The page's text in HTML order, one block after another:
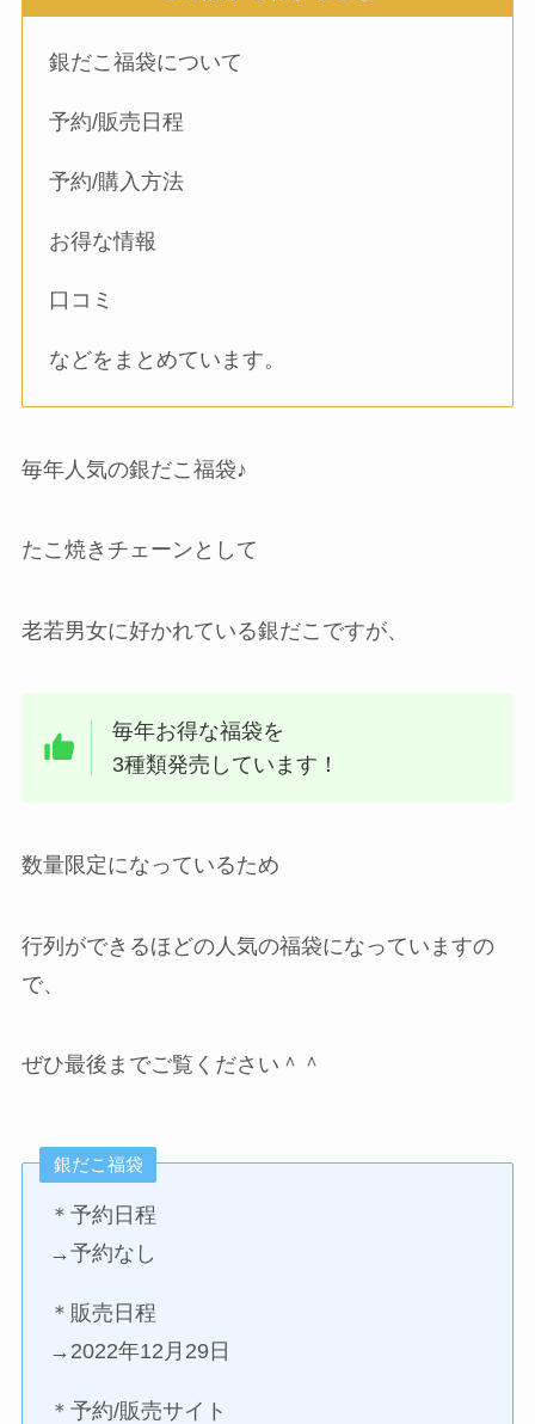
銀だこ福袋について
予約/販売日程
予約/購入方法
お得な情報
口コミ
などをまとめています。
毎年人気の銀だこ福袋♪
たこ焼きチェーンとして
老若男女に好かれている銀だこですが、
毎年お得な福袋を
3種類発売しています！
数量限定になっているため
行列ができるほどの人気の福袋になっていますの
で、
ぜひ最後までご覧ください＾＾
銀だこ福袋
＊予約日程
→予約なし
＊販売日程
→2022年12月29日
＊予約/販売サイト